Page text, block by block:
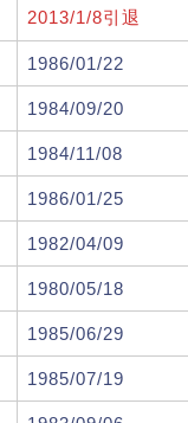
2013/1/8引退
1986/01/22
1984/09/20
1984/11/08
1986/01/25
1982/04/09
1980/05/18
1985/06/29
1985/07/19